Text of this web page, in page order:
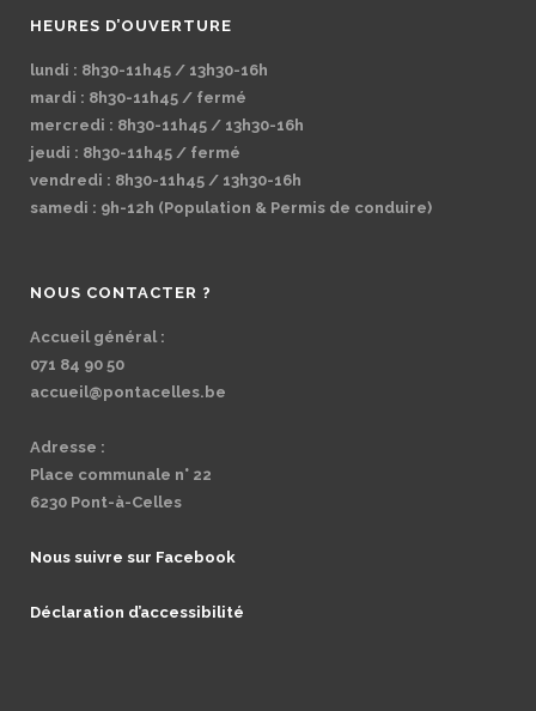
HEURES D’OUVERTURE
lundi : 8h30-11h45 / 13h30-16h
mardi : 8h30-11h45 / fermé
mercredi : 8h30-11h45 / 13h30-16h
jeudi : 8h30-11h45 / fermé
vendredi : 8h30-11h45 / 13h30-16h
samedi : 9h-12h (Population & Permis de conduire)
NOUS CONTACTER ?
Accueil général :
071 84 90 50
accueil@pontacelles.be
Adresse :
Place communale n° 22
6230 Pont-à-Celles
Nous suivre sur Facebook
Déclaration d’accessibilité